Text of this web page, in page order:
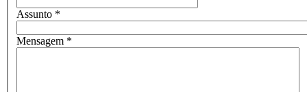
Assunto *
Mensagem *